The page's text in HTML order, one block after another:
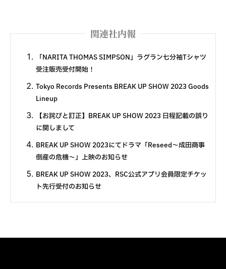
関連社内報
「NARITA THOMAS SIMPSON」ラグラン七分袖Tシャツ
受注販売受付開始！
Tokyo Records Presents BREAK UP SHOW 2023 Goods
Lineup
【お詫びと訂正】BREAK UP SHOW 2023 日程記載の誤り
に関しまして
BREAK UP SHOW 2023にてドラマ「Reseed〜成田商事
倒産の危機〜」上映のお知らせ
BREAK UP SHOW 2023、RSC公式アプリ会員限定チケッ
ト先行受付のお知らせ